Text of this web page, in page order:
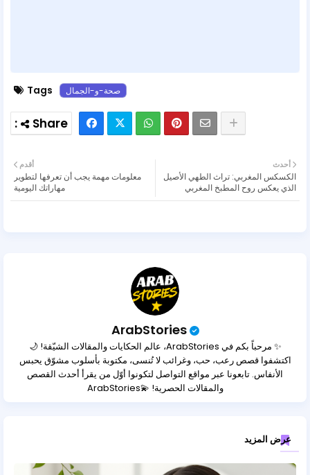
Tags صحة-و-الجمال
أحدث
الكسكس المغربي: تراث الطهي الأصيل
الذي يعكس روح المطبخ المغربي
أقدم
معلومات مهمة يجب أن تعرفها لتطوير
مهاراتك اليومية
ArabStories
✨ مرحباً بكم في ArabStories، عالم الحكايات والمقالات الشيّقة! 🌙
اكتشفوا قصص رعب، حب، وغرائب لا تُنسى، مكتوبة بأسلوب مشوّق يحبس
الأنفاس. تابعونا عبر مواقع التواصل لتكونوا أوّل من يقرأ أحدث القصص
والمقالات الحصرية! 💫ArabStories
عرض المزيد